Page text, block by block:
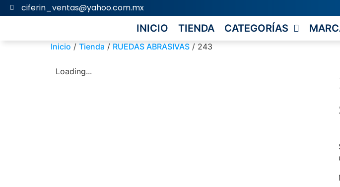
ciferin_ventas@yahoo.com.mx
INICIO TIENDA CATEGORÍAS
Inicio / Tienda / RUEDAS ABRASIVAS / 243
Loading...